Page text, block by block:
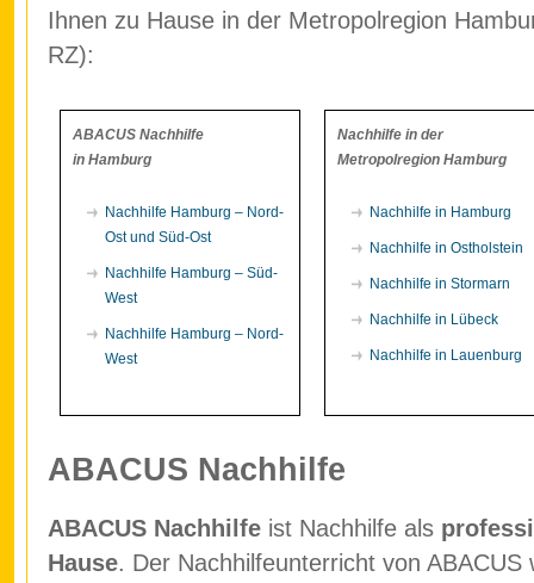
Ihnen zu Hause in der Metropolregion
RZ):
ABACUS Nachhilfe
in Hamburg
Nachhilfe Hamburg – Nord-
Ost und Süd-Ost
Nachhilfe Hamburg – Süd-
West
Nachhilfe Hamburg – Nord-
West
Nachhilfe in der
Metropolregion Hamburg
Nachhilfe in Hamburg
Nachhilfe in Ostholstein
Nachhilfe in Stormarn
Nachhilfe in Lübeck
Nachhilfe in Lauenburg
ABACUS Nachhilfe
ABACUS Nachhilfe ist Nachhilfe als
Hause. Der Nachhilfeunterricht von